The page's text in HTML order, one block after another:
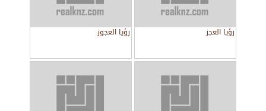
رؤيا العجز رؤيا العجوز